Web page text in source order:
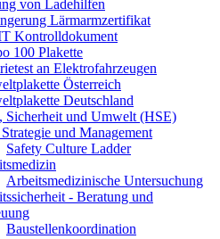
von Ladehilfen
Lärmarmzertifikat
Kontrolldokument
100 Plakette
an Elektrofahrzeugen
Österreich
Deutschland
Sicherheit und Umwelt (HSE)
und Management
Safety Culture Ladder
Arbeitsmedizinische Untersuchung
- Beratung und
Baustellenkoordination